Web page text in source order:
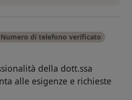
Numero di telefono verificato
della dott.ssa
alle esigenze e richieste